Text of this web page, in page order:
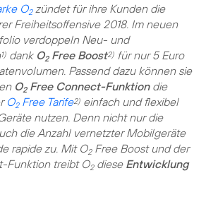
O2zündet für ihre Kunden die
Freiheitsoffensive 2018. Im neuen
verdoppeln Neu- und
1) dank O2Free Boost2) für nur 5 Euro
Passend dazu können sie
O2Free Connect-Funktiondie
O2Free Tarife2) einfach und flexibel
nutzen. Denn nicht nur die
die Anzahl vernetzter Mobilgeräte
rapide zu. Mit O2Free Boost und der
Funktion treibt O2diese Entwicklung